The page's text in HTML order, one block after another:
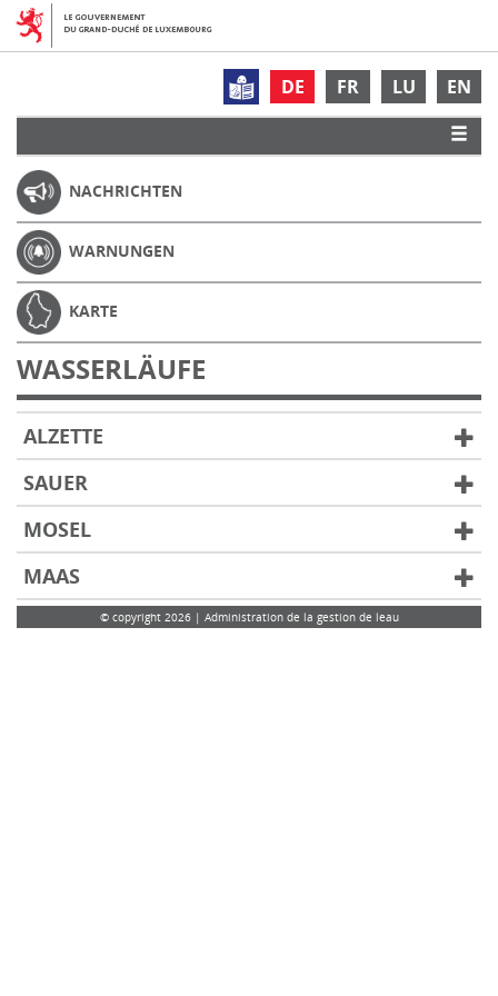
DE FR LU EN
NACHRICHTEN
WARNUNGEN
KARTE
WASSERLÄUFE
ALZETTE
SAUER
MOSEL
MAAS
© copyright 2026 | Administration de la gestion de leau